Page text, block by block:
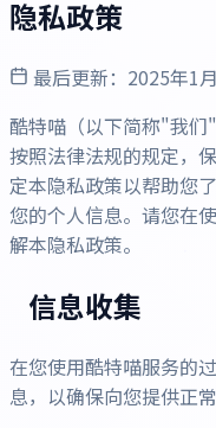
隐私政策
最后更新：2025年1
酷特喵（以下简称"我
按照法律法规的规定，
定本隐私政策以帮助您
您的个人信息。请您在
解本隐私政策。
信息收集
在您使用酷特喵服务的
息，以确保向您提供正